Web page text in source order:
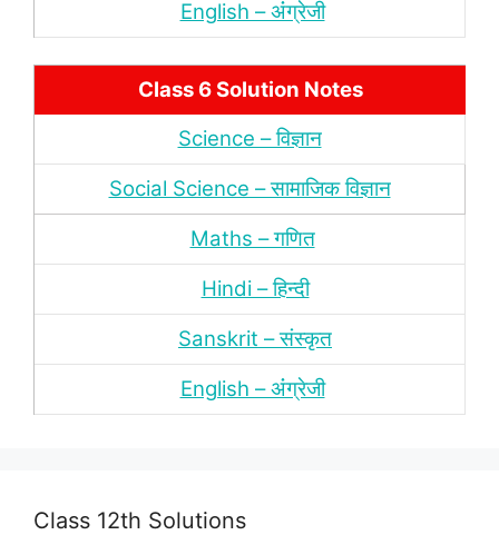
English – अंंग्रेजी
Class 6 Solution Notes
Science – विज्ञान
Social Science – सामाजिक विज्ञान
Maths – गणित
Hindi – हिन्‍दी
Sanskrit – संस्‍कृत
English – अंंग्रेजी
Class 12th Solutions